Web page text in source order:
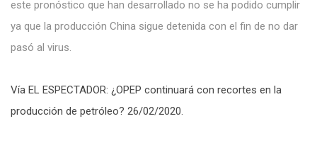
este pronóstico que han desarrollado no se ha podido cumplir
ya que la producción China sigue detenida con el fin de no dar
pasó al virus.
Vía EL ESPECTADOR: ¿OPEP continuará con recortes en la
producción de petróleo? 26/02/2020.